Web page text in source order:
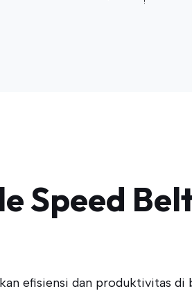
Speed
efisiensi dan produktivitas